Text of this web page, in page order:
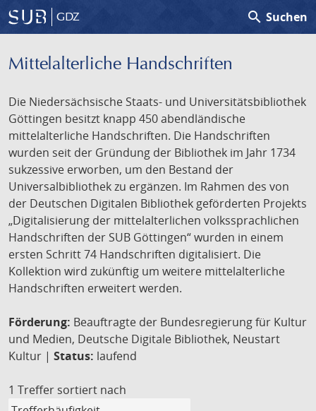
GDZ search Suchen
Mittelalterliche Handschriften
Die Niedersächsische Staats- und Universitätsbibliothek
Göttingen besitzt knapp 450 abendländische
mittelalterliche Handschriften. Die Handschriften
wurden seit der Gründung der Bibliothek im Jahr 1734
sukzessive erworben, um den Bestand der
Universalbibliothek zu ergänzen. Im Rahmen des von
der Deutschen Digitalen Bibliothek geförderten Projekts
„Digitalisierung der mittelalterlichen volkssprachlichen
Handschriften der SUB Göttingen“ wurden in einem
ersten Schritt 74 Handschriften digitalisiert. Die
Kollektion wird zukünftig um weitere mittelalterliche
Handschriften erweitert werden.
Förderung: Beauftragte der Bundesregierung für Kultur
und Medien, Deutsche Digitale Bibliothek, Neustart
Kultur | Status: laufend
1 Treffer sortiert nach